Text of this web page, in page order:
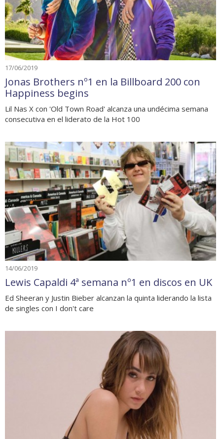
17/06/2019
Jonas Brothers nº1 en la Billboard 200 con
Happiness begins
Lil Nas X con 'Old Town Road' alcanza una undécima semana
consecutiva en el liderato de la Hot 100
14/06/2019
Lewis Capaldi 4ª semana nº1 en discos en UK
Ed Sheeran y Justin Bieber alcanzan la quinta liderando la lista
de singles con I don't care